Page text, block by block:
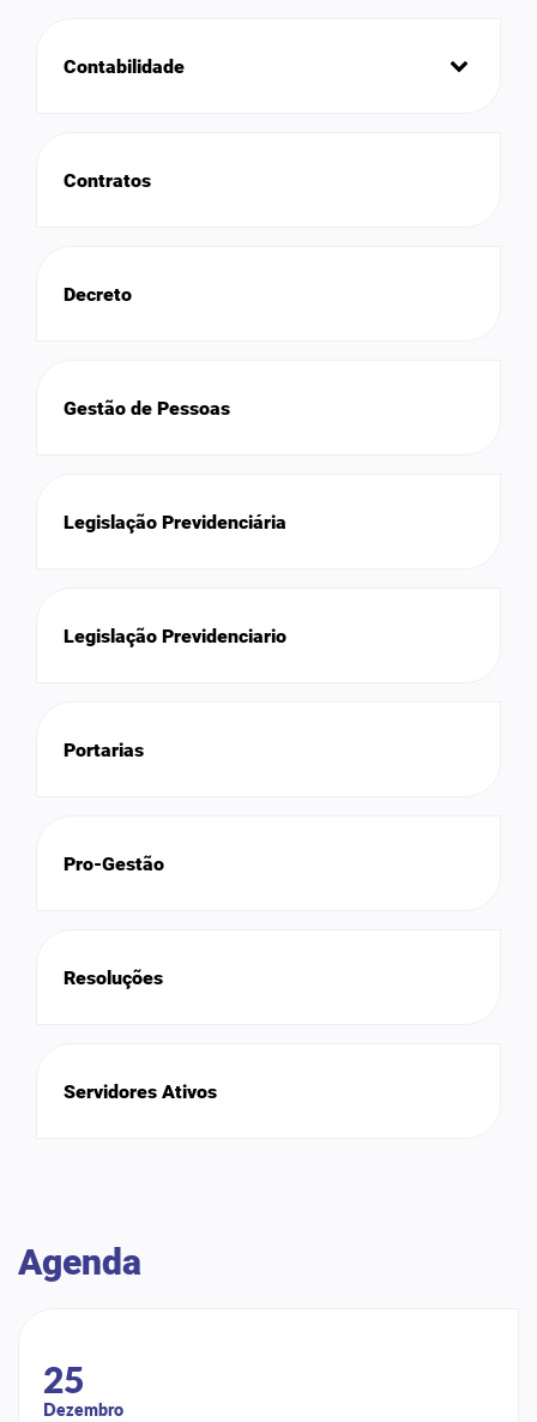
Contabilidade
Contratos
Decreto
Gestão de Pessoas
Legislação Previdenciária
Legislação Previdenciario
Portarias
Pro-Gestão
Resoluções
Servidores Ativos
Agenda
25
Dezembro